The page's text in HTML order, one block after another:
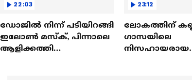
22:03
ഡോജിൽ നിന്ന് പടിയിറങ്ങി
ഇലോൺ മസ്ക്, പിന്നാലെ
ആളിക്കത്തി
23:12
ലോകത്തിന്
ഗാസയിലെ
നിസഹായരായ